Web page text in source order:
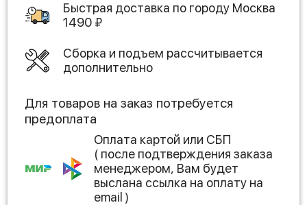
Быстрая доставка по городу Москва
1490 ₽
Сборка и подъем рассчитывается
дополнительно
Для товаров на заказ потребуется
предоплата
Оплата картой или СБП
( после подтверждения заказа
менеджером, Вам будет
выслана ссылка на оплату на
email )